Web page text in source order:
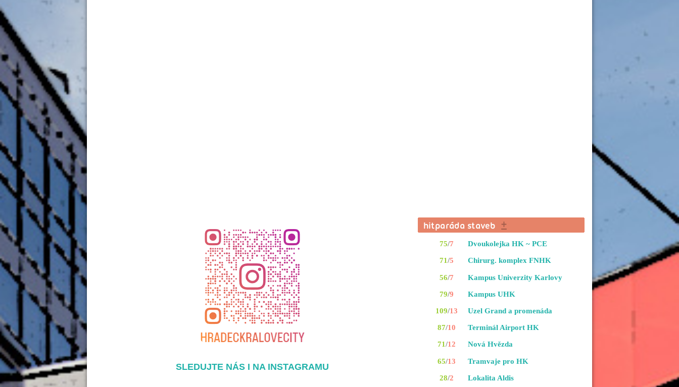
SLEDUJTE NÁS I NA INSTAGRAMU
75/7
71/5
56/7
79/9
109/13
87/10
71/12
65/13
28/2
Dvoukolejka HK ~ PCE
Chirurg. komplex FNHK
Kampus Univerzity Karlovy
Kampus UHK
Uzel Grand a promenáda
Terminál Airport HK
Nová Hvězda
Tramvaje pro HK
Lokalita Aldis